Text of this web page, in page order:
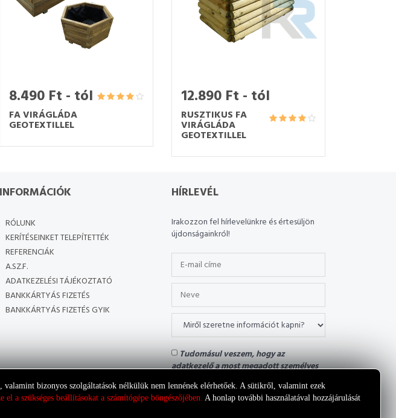
8.490 Ft - tól
FA VIRÁGLÁDA
GEOTEXTILLEL
12.890 Ft - tól
RUSZTIKUS FA
VIRÁGLÁDA
GEOTEXTILLEL
INFORMÁCIÓK
RÓLUNK
KERÍTÉSEINKET TELEPÍTETTÉK
REFERENCIÁK
A.SZ.F.
ADATKEZELÉSI TÁJÉKOZTATÓ
BANKKÁRTYÁS FIZETÉS
BANKKÁRTYÁS FIZETÉS GYIK
HÍRLEVÉL
Irakozzon fel hírlevelünkre és értesüljön
újdonságainkról!
Tudomásul veszem, hogy az
adatkezelő a most megadott személyes
tájékoztatójánakfeltételei szerint
kezelheti.
bizonyos szolgáltatások nélkülük nem lennének elérhetőek. A sütikről, valamint ezek
a szükséges beállításokat a számítógépe böngészőjében. A honlap további használatával hozzájárulását